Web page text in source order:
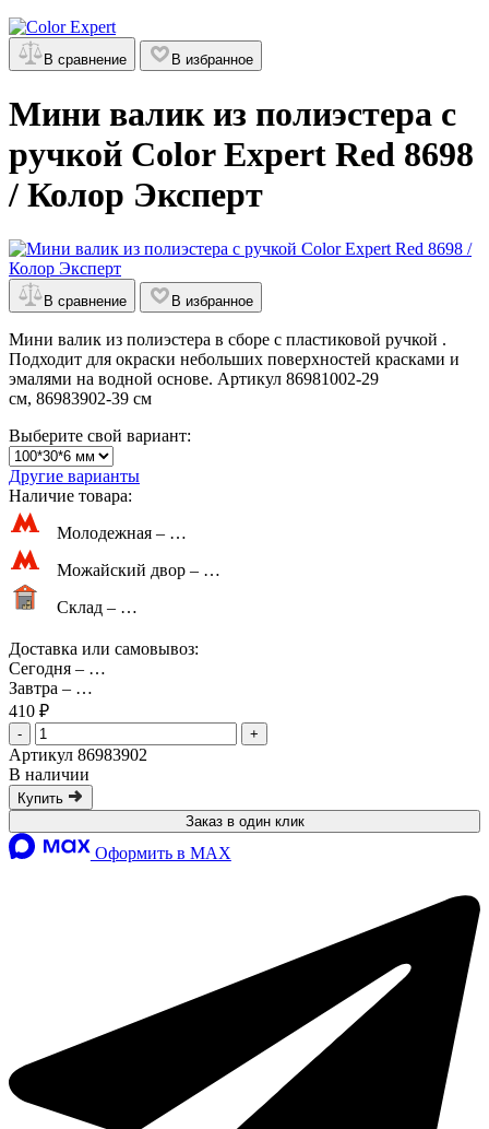
В сравнение В избранное
Мини валик из полиэстера с
ручкой Color Expert Red 8698
/ Колор Эксперт
В сравнение В избранное
Мини валик из полиэстера в сборе с пластиковой ручкой .
Подходит для окраски небольших поверхностей красками и
эмалями на водной основе. Артикул 86981002-29
см, 86983902-39 см
Выберите свой вариант:
Другие варианты
Наличие товара:
Молодежная – …
Можайский двор – …
Склад – …
Доставка или самовывоз:
Сегодня – …
Завтра – …
410 ₽
- +
Артикул 86983902
В наличии
Купить
Заказ в один клик
Оформить в MAX